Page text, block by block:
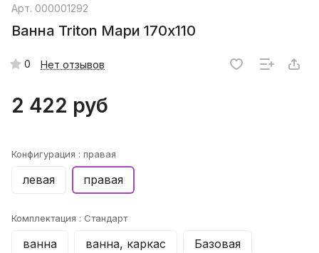
Арт. 000001292
Ванна Triton Мари 170x110
0 Нет отзывов
2 422 руб
Конфигурация : правая
левая правая
Комплектация : Стандарт
ванна ванна, каркас Базовая